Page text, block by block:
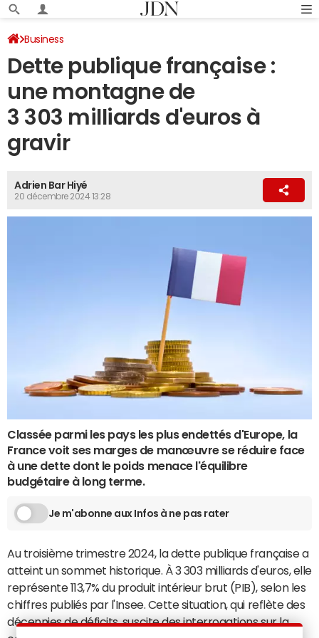
Business
Dette publique française :
une montagne de
3 303 milliards d'euros à
gravir
Adrien Bar Hiyé
20 décembre 2024 13:28
Classée parmi les pays les plus endettés d'Europe, la
France voit ses marges de manœuvre se réduire face
à une dette dont le poids menace l'équilibre
budgétaire à long terme.
Je m'abonne aux Infos à ne pas rater
Au troisième trimestre 2024, la dette publique française a
atteint un sommet historique. À 3 303 milliards d'euros, elle
représente 113,7% du produit intérieur brut (PIB), selon les
chiffres publiés par l'Insee. Cette situation, qui reflète des
décennies de déficits, suscite des interrogations sur la